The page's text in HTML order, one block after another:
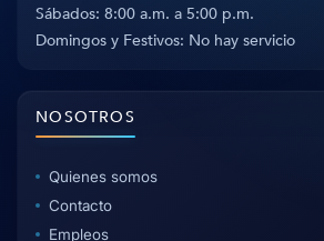
Sábados: 8:00 a.m. a 5:00 p.m.
Domingos y Festivos: No hay servicio
NOSOTROS
Quienes somos
Contacto
Empleos